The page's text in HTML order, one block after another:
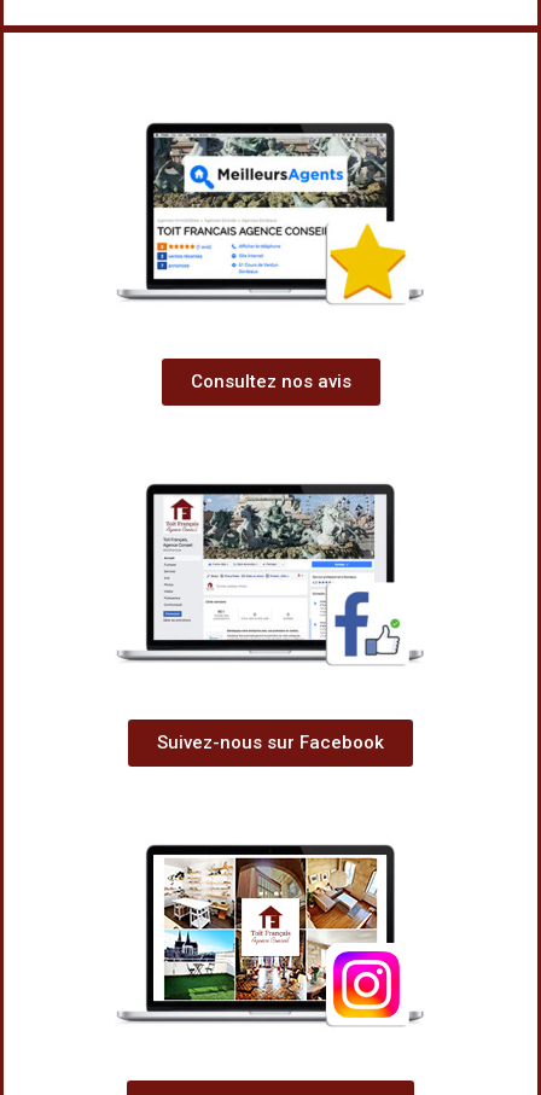
Consultez nos avis
Suivez-nous sur Facebook